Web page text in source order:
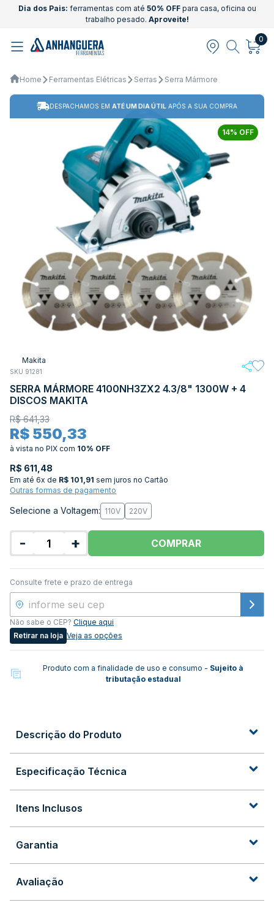
Dia dos Pais: ferramentas com até 50% OFFpara casa, oficina ou
trabalho pesado. Aproveite!
0
Home Ferramentas Elétricas Serras Serra Mármore
DESPACHAMOS EM ATÉ UM DIA ÚTIL APÓS A SUA COMPRA
14% OFF
Makita
SKU 91281
SERRA MÁRMORE 4100NH3ZX2 4.3/8" 1300W + 4
DISCOS MAKITA
R$ 641,33
R$ 550,33
à vista no PIX com 10% OFF
R$ 611,48
Em até 6x de R$ 101,91 sem juros no Cartão
Outras formas de pagamento
Selecione a Voltagem: 110V 220V
- + COMPRAR
Consulte frete e prazo de entrega
Não sabe o CEP? Clique aqui
Retirar na loja Veja as opções
Produto com a finalidade de uso e consumo - Sujeito à
tributação estadual
Descrição do Produto
Especificação Técnica
Itens Inclusos
Garantia
Avaliação